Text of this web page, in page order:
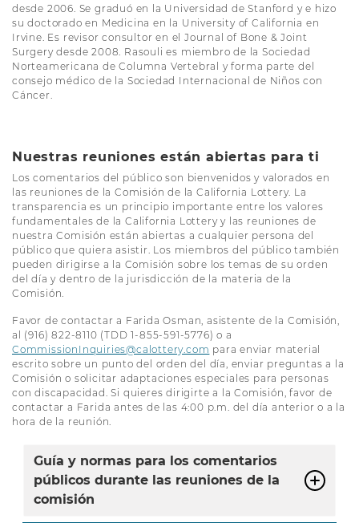
desde 2006. Se graduó en la Universidad de Stanford y e hizo
su doctorado en Medicina en la University of California en
Irvine. Es revisor consultor en el Journal of Bone & Joint
Surgery desde 2008. Rasouli es miembro de la Sociedad
Norteamericana de Columna Vertebral y forma parte del
consejo médico de la Sociedad Internacional de Niños con
Cáncer.
Nuestras reuniones están abiertas para ti
Los comentarios del público son bienvenidos y valorados en
las reuniones de la Comisión de la California Lottery. La
transparencia es un principio importante entre los valores
fundamentales de la California Lottery y las reuniones de
nuestra Comisión están abiertas a cualquier persona del
público que quiera asistir. Los miembros del público también
pueden dirigirse a la Comisión sobre los temas de su orden
del día y dentro de la jurisdicción de la materia de la
Comisión.
Favor de contactar a Farida Osman, asistente de la Comisión,
al (916) 822-8110 (TDD 1-855-591-5776) o a
CommissionInquiries@calottery.com para enviar material
escrito sobre un punto del orden del día, enviar preguntas a la
Comisión o solicitar adaptaciones especiales para personas
con discapacidad. Si quieres dirigirte a la Comisión, favor de
contactar a Farida antes de las 4:00 p.m. del día anterior o a la
hora de la reunión.
Guía y normas para los comentarios
públicos durante las reuniones de la
comisión